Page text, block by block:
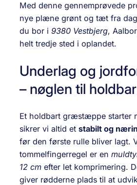
Med denne gennemprøvede
nye plæne grønt og tæt fra dag
du bor i 9380 Vestbjerg,
helt tredje sted i oplandet.
Underlag og
– nøglen til
Et holdbart græstæppe starter
sikrer vi altid et stabilt og
før den første rulle bliver lagt.
tommelfingerregel er en
12 cm efter let komprimering.
giver rødderne plads til at